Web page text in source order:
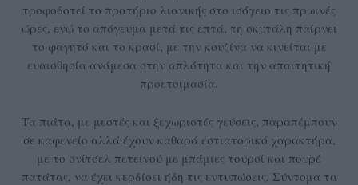
τροφοδοτεί το πρατήριο λιανικής στο ισόγειο τις πρωινές
ώρες, ενώ το απόγευμα μετά τις επτά, τη σκυτάλη παίρνει
το φαγητό και το κρασί, με την κουζίνα να κινείται με
ευαισθησία ανάμεσα στην απλότητα και την απαιτητική
προετοιμασία.
Τα πιάτα, με μεστές και ξεχωριστές γεύσεις, παραπέμπουν
σε καφενείο αλλά έχουν καθαρά εστιατορικό χαρακτήρα,
με το σνίτσελ πετεινού με μπάμιες τουρσί και πουρέ
πατάτας, να έχει κερδίσει ήδη τις εντυπώσεις. Σύντομα τα